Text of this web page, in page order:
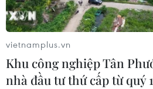
vietnamplus.vn
Khu công nghiệp Tân
nhà đầu tư thứ cấp từ quý